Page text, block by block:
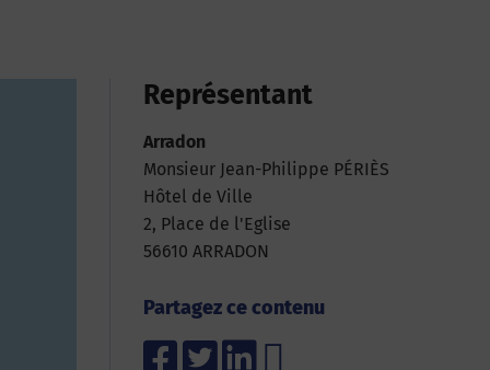
Représentant
Arradon
Monsieur Jean-Philippe PÉRIÈS
Hôtel de Ville
2, Place de l'Eglise
56610 ARRADON
Partagez ce contenu